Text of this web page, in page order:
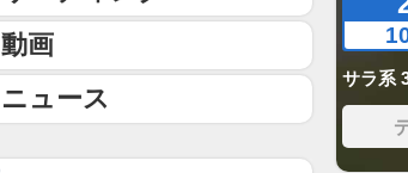
サラ系
動画
ニュース